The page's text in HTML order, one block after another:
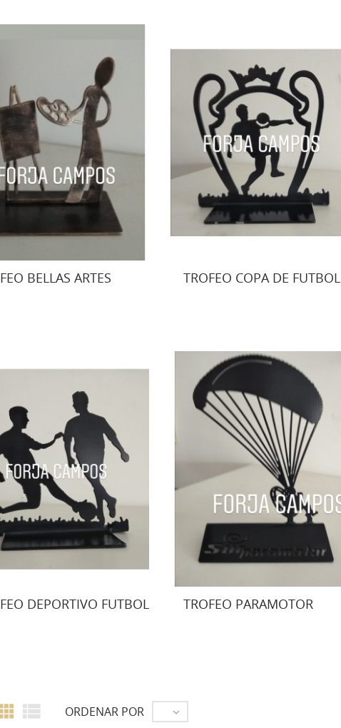
BELLAS ARTES TROFEO COPA DE FUTBOL
DEPORTIVO FUTBOL TROFEO PARAMOTOR
 ORDENAR POR 